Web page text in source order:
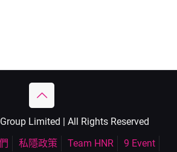
Limited | All Rights Reserved
私隱政策 Team HNR
9 Event